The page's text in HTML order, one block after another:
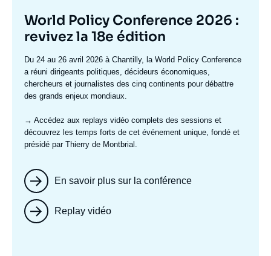
Titre
mis
en
avant
World Policy Conference 2026 :
revivez la 18e édition
Texte
accroche
Du 24 au 26 avril 2026 à Chantilly, la World Policy Conference
a réuni dirigeants politiques, décideurs économiques,
chercheurs et journalistes des cinq continents pour débattre
des grands enjeux mondiaux.
→ Accédez aux replays vidéo complets des sessions et
découvrez les temps forts de cet événement unique, fondé et
présidé par Thierry de Montbrial.
En savoir plus sur la conférence
Replay vidéo